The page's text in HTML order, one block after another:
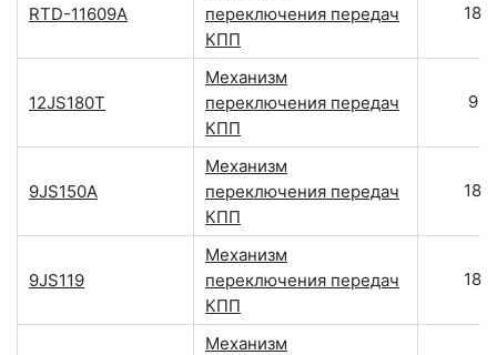
RTD-11609A
переключения передач
КПП
18
12JS180T
Механизм
переключения передач
КПП
9
9JS150A
Механизм
переключения передач
КПП
18
9JS119
Механизм
переключения передач
КПП
18
Механизм